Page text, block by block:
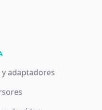
y adaptadores